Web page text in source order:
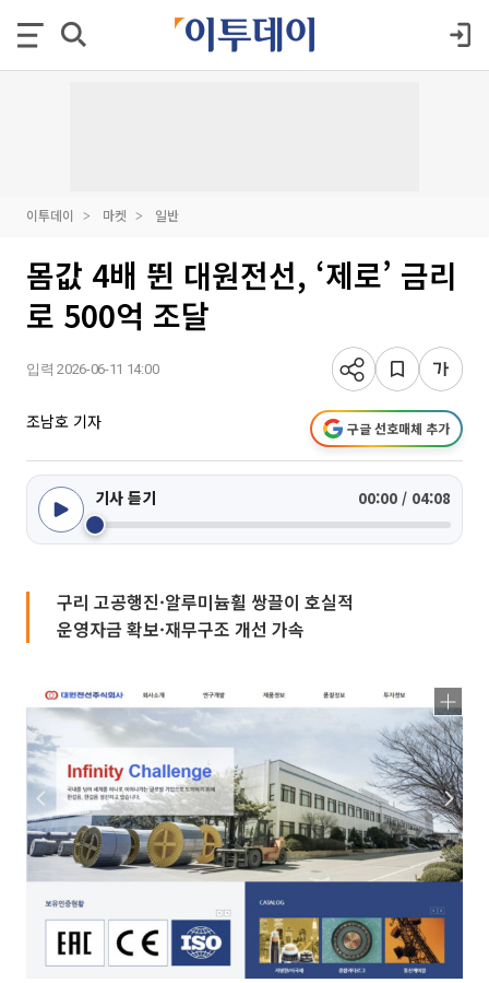
이투데이 마켓 일반
몸값 4배 뛴 대원전선, ‘제로’ 금리
로 500억 조달
입력 2026-06-11 14:00
조남호 기자 구글 선호매체 추가
기사 듣기 00:00 / 04:08
구리 고공행진·알루미늄휠 쌍끌이 호실적
운영자금 확보·재무구조 개선 가속